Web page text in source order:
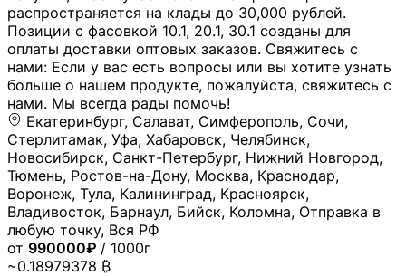
распространяется на клады до 30,000 рублей.
Позиции с фасовкой 10.1, 20.1, 30.1 созданы для
оплаты доставки оптовых заказов. Свяжитесь с
нами: Если у вас есть вопросы или вы хотите узнать
больше о нашем продукте, пожалуйста, свяжитесь с
нами. Мы всегда рады помочь!
Екатеринбург, Салават, Симферополь, Сочи,
Стерлитамак, Уфа, Хабаровск, Челябинск,
Новосибирск, Санкт-Петербург, Нижний Новгород,
Тюмень, Ростов-на-Дону, Москва, Краснодар,
Воронеж, Тула, Калининград, Красноярск,
Владивосток, Барнаул, Бийск, Коломна, Отправка в
любую точку, Вся РФ
от 990000₽ / 1000г
~0.18979378 ₿